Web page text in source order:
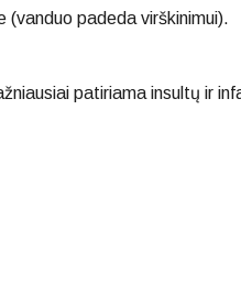
(vanduo padeda virškinimui).
patiriama insultų ir